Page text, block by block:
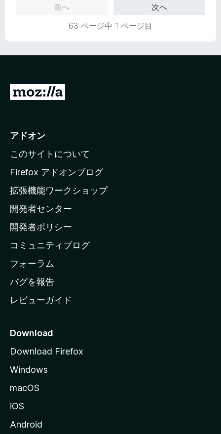
前へ
次へ
63 ページ中 1 ページ目
M
i
l
a
ホ
ー
ム
ー
ジ
へ
アドオン
このサイトについて
Firefox アドオンブログ
拡張機能ワークショップ
開発者センター
開発者ポリシー
コミュニティブログ
フォーラム
バグを報告
レビューガイド
Download
Download Firefox
Windows
macOS
iOS
Android